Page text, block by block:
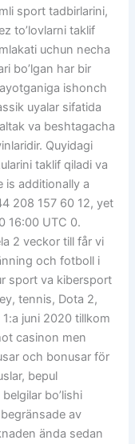
sport tadbirlarini,
to’lovlarni taklif
uchun necha
bo’lgan har bir
ishonch
uyalar sifatida
va beshtagacha
Quyidagi
taklif qiladi va
is additionally a
208 157 60 12, yet
16:00 UTC 0.
2 veckor till får vi
och fotboll i
sport va kibersport
tennis, Dota 2,
1:a juni 2020 tillkom
casinon men
och bonusar för
bepul
bo’lishi
av
ända sedan